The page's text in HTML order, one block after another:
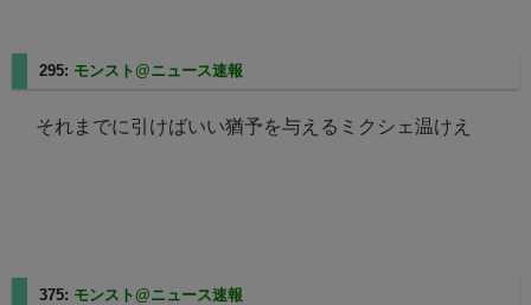
295: モンスト@ニュース速報
それまでに引けばいい猶予を与えるミクシェ温けえ
375: モンスト@ニュース速報